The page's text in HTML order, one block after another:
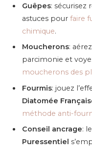
Guêpes: sécurisez
astuces pour faire
chimique.
Moucherons:
parcimonie et
moucherons des
Fourmis: jouez
Diatomée
méthode anti-
Conseil ancrage:
Puressentiel